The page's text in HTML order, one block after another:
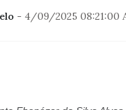
- 4/09/2025 08:21:00